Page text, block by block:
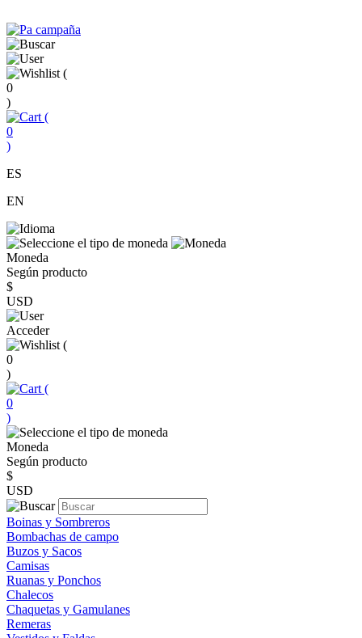
(
0
)
(
0
)
ES
EN
Moneda
Según producto
$
USD
Acceder
(
0
)
(
0
)
Moneda
Según producto
$
USD
Boinas y Sombreros
Bombachas de campo
Buzos y Sacos
Camisas
Ruanas y Ponchos
Chalecos
Chaquetas y Gamulanes
Remeras